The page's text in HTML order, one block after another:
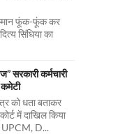
फूंक-फूंक कर
सिंधिया का
सरकारी कर्मचारी
को धता बताकर
में दाखिल किया
UPCM, D...